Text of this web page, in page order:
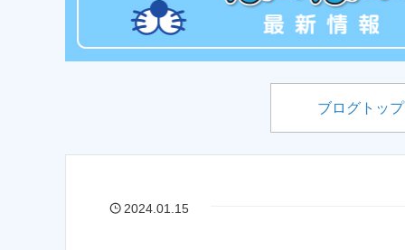
ブログトップ
2024.01.15